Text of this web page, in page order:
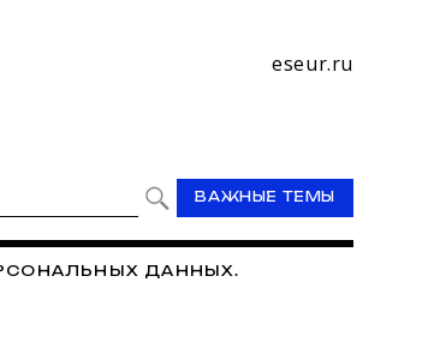
eseur.ru
ВАЖНЫЕ ТЕМЫ
ДАННЫХ.